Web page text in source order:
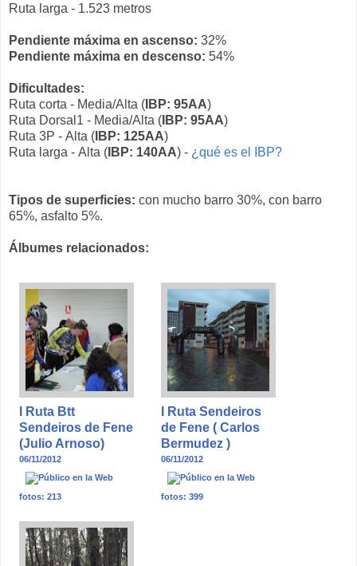
Ruta larga - 1.523 metros
Pendiente máxima en ascenso: 32%
Pendiente máxima en descenso: 54%
Dificultades:
Ruta corta - Media/Alta ( IBP: 95AA)
Ruta Dorsal1 - Media/Alta ( IBP: 95AA)
Ruta 3P - Alta ( IBP: 125AA)
Ruta larga - Alta ( IBP: 140AA) - ¿qué es el IBP?
Tipos de superficies: con mucho barro 30%, con barro
65%, asfalto 5%.
Álbumes relacionados:
I Ruta Btt
Sendeiros de Fene
(Julio Arnoso)
06/11/2012
fotos: 213
I Ruta Sendeiros
de Fene ( Carlos
Bermudez )
06/11/2012
fotos: 399